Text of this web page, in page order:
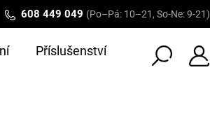
608 449 049 (Po–Pá: 10–21, So-Ne: 9-21)
Příslušenství